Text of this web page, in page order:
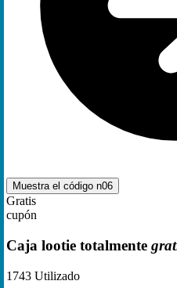
Muestra el código n06
Gratis
cupón
Caja lootie totalmente
1743 Utilizado